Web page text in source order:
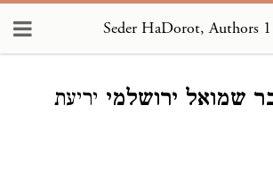
Seder HaDorot, Authors
שמואל ירושלמי יריעת